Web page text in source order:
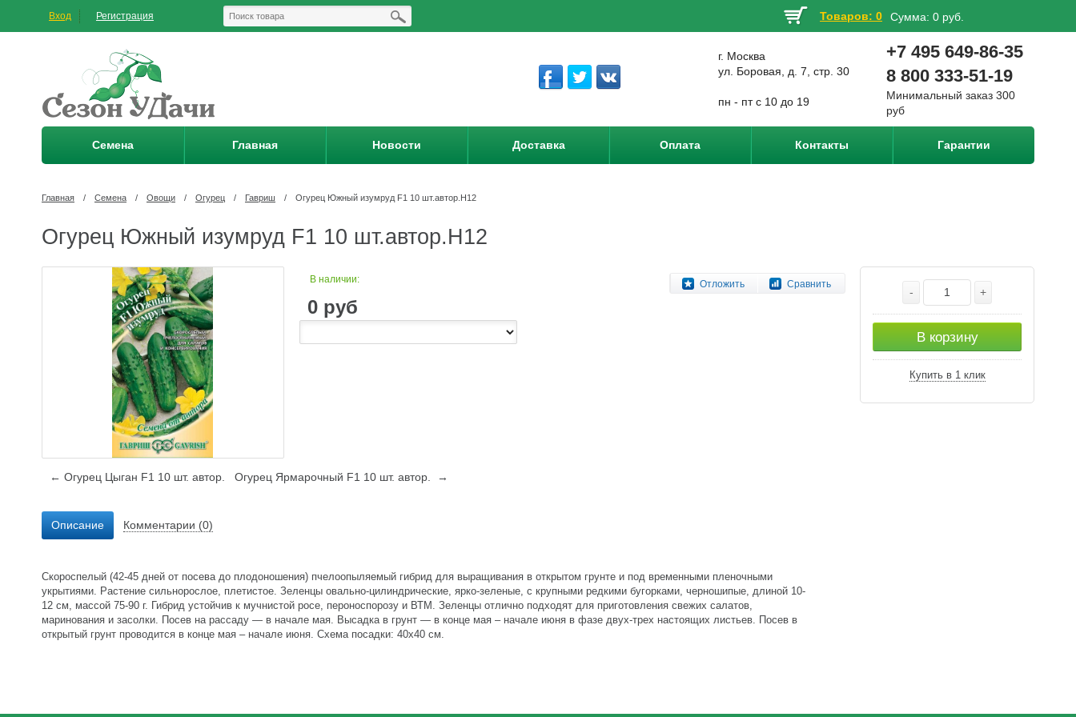
Вход Регистрация Товаров: 0 Сумма: 0 руб.
г. Москва
ул. Боровая, д. 7, стр. 30
пн - пт с 10 до 19
+7 495 649-86-35
8 800 333-51-19
Минимальный заказ 300
руб
Семена Главная Новости Доставка Оплата Контакты Гарантии
Главная / Семена / Овощи / Огурец / Гавриш / Огурец Южный изумруд F1 10 шт.автор.Н12
Огурец Южный изумруд F1 10 шт.автор.Н12
Отложить Сравнить
В наличии:
0 руб
- +
В корзину
Купить в 1 клик
← Огурец Цыган F1 10 шт. автор. Огурец Ярмарочный F1 10 шт. автор. →
Описание Комментарии (0)
Скороспелый (42-45 дней от посева до плодоношения) пчелоопыляемый гибрид для выращивания в открытом грунте и под временными пленочными
укрытиями. Растение сильнорослое, плетистое. Зеленцы овально-цилиндрические, ярко-зеленые, с крупными редкими бугорками, черношипые, длиной 10-
12 см, массой 75-90 г. Гибрид устойчив к мучнистой росе, пероноспорозу и ВТМ. Зеленцы отлично подходят для приготовления свежих салатов,
маринования и засолки. Посев на рассаду — в начале мая. Высадка в грунт — в конце мая – начале июня в фазе двух-трех настоящих листьев. Посев в
открытый грунт проводится в конце мая – начале июня. Схема посадки: 40х40 см.